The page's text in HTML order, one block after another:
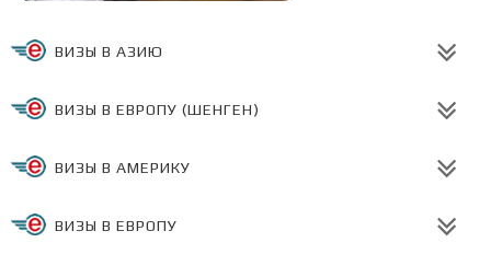
ВИЗЫ В АЗИЮ
ВИЗЫ В ЕВРОПУ (ШЕНГЕН)
ВИЗЫ В АМЕРИКУ
ВИЗЫ В ЕВРОПУ